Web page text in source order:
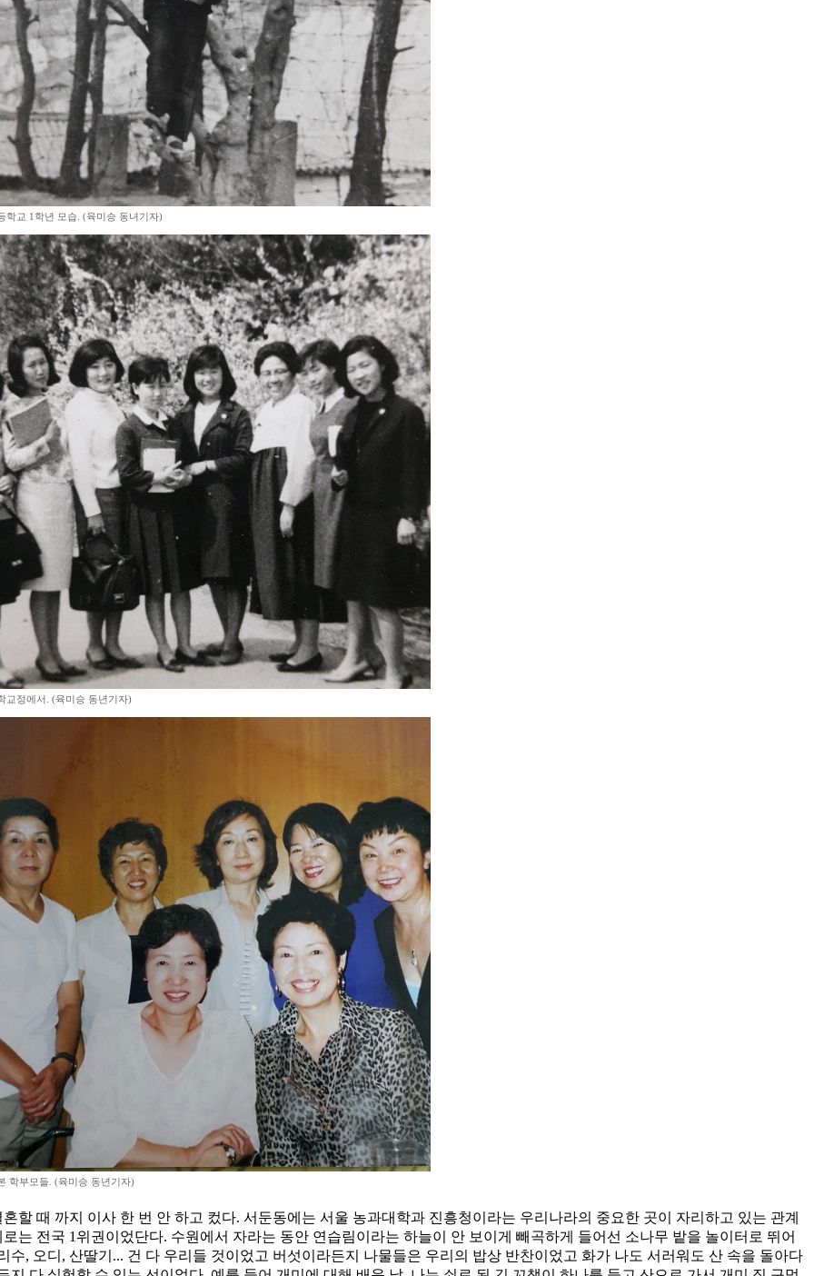
학교 1학년 모습. (육미승 동녀기자)
교정에서. (육미승 동년기자)
학부모들. (육미승 동년기자)
할 때 까지 이사 한 번 안 하고 컸다. 서둔동에는 서울 농과대학과 진흥청이라는 우리나라의 중요한 곳이 자리하고 있는 관계
는 전국 1위권이었단다. 수원에서 자라는 동안 연습림이라는 하늘이 안 보이게 빼곡하게 들어선 소나무 밭을 놀이터로 뛰어
, 오디, 산딸기... 건 다 우리들 것이었고 버섯이라든지 나물들은 우리의 밥상 반찬이었고 화가 나도 서러워도 산 속을 돌아다